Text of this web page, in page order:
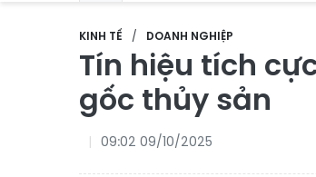
KINH TẾ DOANH NGHIỆP
Tín hiệu tích
gốc thủy sản
09:02 09/10/2025